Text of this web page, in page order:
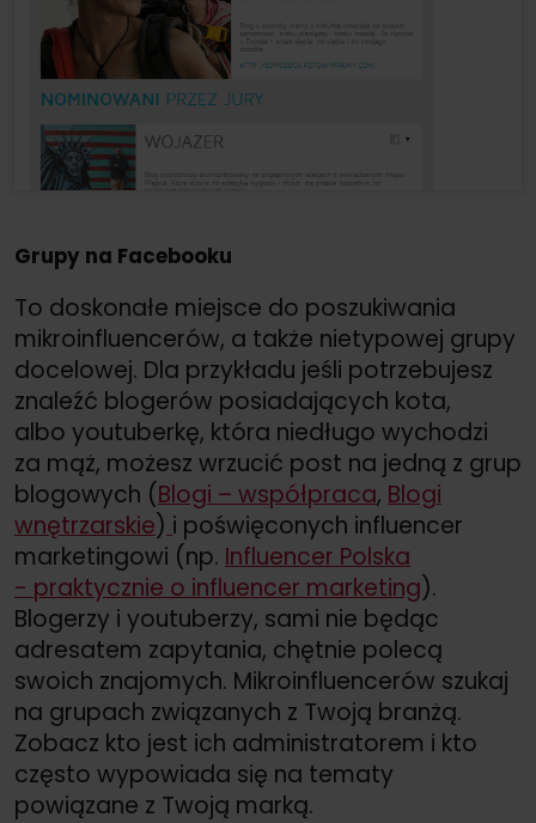
Grupy na Facebooku
To doskonałe miejsce do poszukiwania
mikroinfluencerów, a także nietypowej grupy
docelowej. Dla przykładu jeśli potrzebujesz
znaleźć blogerów posiadających kota,
albo youtuberkę, która niedługo wychodzi
za mąż, możesz wrzucić post na jedną z grup
blogowych (Blogi – współpraca, Blogi
wnętrzarskie) i poświęconych influencer
marketingowi (np. Influencer Polska
- praktycznie o influencer marketing).
Blogerzy i youtuberzy, sami nie będąc
adresatem zapytania, chętnie polecą
swoich znajomych. Mikroinfluencerów szukaj
na grupach związanych z Twoją branżą.
Zobacz kto jest ich administratorem i kto
często wypowiada się na tematy
powiązane z Twoją marką.